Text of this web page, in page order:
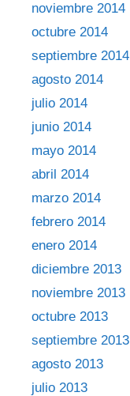
noviembre 2014
octubre 2014
septiembre 2014
agosto 2014
julio 2014
junio 2014
mayo 2014
abril 2014
marzo 2014
febrero 2014
enero 2014
diciembre 2013
noviembre 2013
octubre 2013
septiembre 2013
agosto 2013
julio 2013